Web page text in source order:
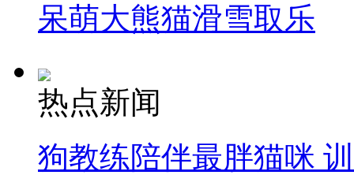
呆萌大熊猫滑雪取乐
热点新闻
狗教练陪伴最胖猫咪